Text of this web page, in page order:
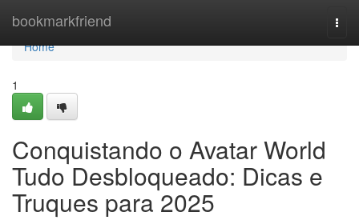
bookmarkfriend
Home
Home
1
Conquistando o Avatar World
Tudo Desbloqueado: Dicas e
Truques para 2025